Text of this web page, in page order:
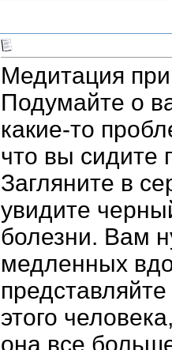
Медитация
Подумайте о
какие-то
что вы сидите
Загляните в
увидите
болезни. Вам
медленных
этого
она все